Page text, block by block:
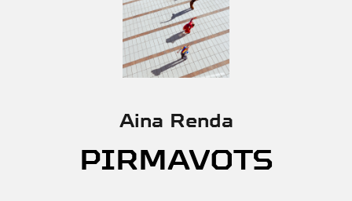
Aina Renda
PIRMAVOTS